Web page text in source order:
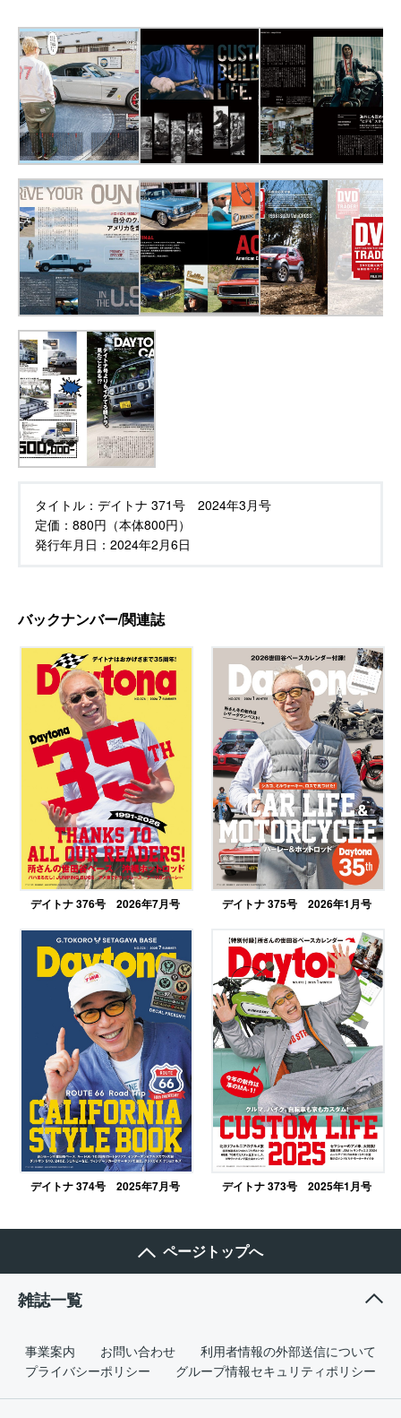
タイトル： デイトナ 371号 2024年3月号
定価： 880円（本体800円）
発行年月日： 2024年2月6日
バックナンバー/関連誌
デイトナ 376号 2026年7月号 デイトナ 375号 2026年1月号
デイトナ 374号 2025年7月号 デイトナ 373号 2025年1月号
ページトップへ
雑誌一覧
事業案内 お問い合わせ
利用者情報の外部送信について
プライバシーポリシー
グループ情報セキュリティポリシー